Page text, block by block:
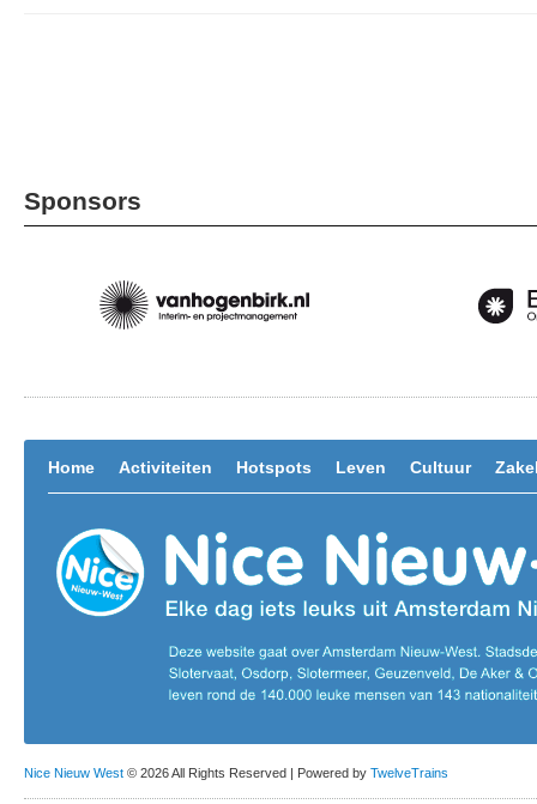
Sponsors
Home Activiteiten Hotspots Leven Cultuur
Nice Nieuw West © 2026 All Rights Reserved | Powered by TwelveTrains